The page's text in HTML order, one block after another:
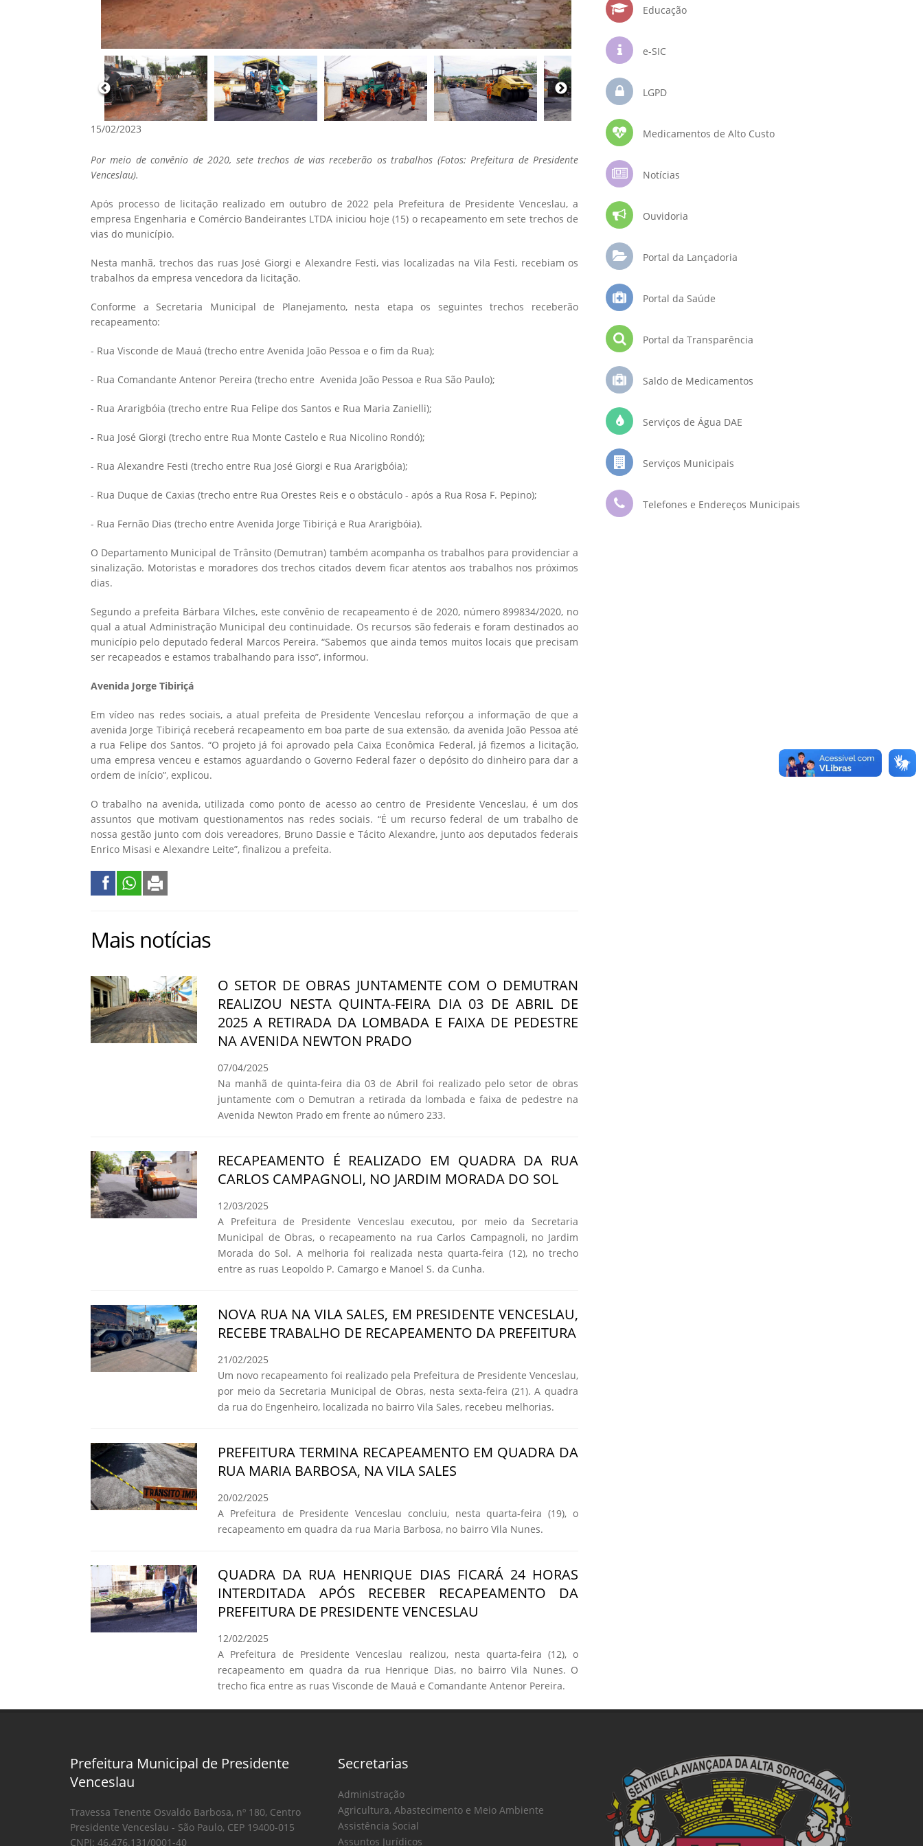
15/02/2023
Por meio de convênio de 2020, sete trechos de vias receberão os trabalhos (Fotos: Prefeitura de Presidente
Venceslau).
Após processo de licitação realizado em outubro de 2022 pela Prefeitura de Presidente Venceslau, a
empresa Engenharia e Comércio Bandeirantes LTDA iniciou hoje (15) o recapeamento em sete trechos de
vias do município.
Nesta manhã, trechos das ruas José Giorgi e Alexandre Festi, vias localizadas na Vila Festi, recebiam os
trabalhos da empresa vencedora da licitação.
Conforme a Secretaria Municipal de Planejamento, nesta etapa os seguintes trechos receberão
recapeamento:
- Rua Visconde de Mauá (trecho entre Avenida João Pessoa e o fim da Rua);
- Rua Comandante Antenor Pereira (trecho entre Avenida João Pessoa e Rua São Paulo);
- Rua Ararigbóia (trecho entre Rua Felipe dos Santos e Rua Maria Zanielli);
- Rua José Giorgi (trecho entre Rua Monte Castelo e Rua Nicolino Rondó);
- Rua Alexandre Festi (trecho entre Rua José Giorgi e Rua Ararigbóia);
- Rua Duque de Caxias (trecho entre Rua Orestes Reis e o obstáculo - após a Rua Rosa F. Pepino);
- Rua Fernão Dias (trecho entre Avenida Jorge Tibiriçá e Rua Ararigbóia).
O Departamento Municipal de Trânsito (Demutran) também acompanha os trabalhos para providenciar a
sinalização. Motoristas e moradores dos trechos citados devem ficar atentos aos trabalhos nos próximos
dias.
Segundo a prefeita Bárbara Vilches, este convênio de recapeamento é de 2020, número 899834/2020, no
qual a atual Administração Municipal deu continuidade. Os recursos são federais e foram destinados ao
município pelo deputado federal Marcos Pereira. “Sabemos que ainda temos muitos locais que precisam
ser recapeados e estamos trabalhando para isso”, informou.
Avenida Jorge Tibiriçá
Em vídeo nas redes sociais, a atual prefeita de Presidente Venceslau reforçou a informação de que a
avenida Jorge Tibiriçá receberá recapeamento em boa parte de sua extensão, da avenida João Pessoa até
a rua Felipe dos Santos. “O projeto já foi aprovado pela Caixa Econômica Federal, já fizemos a licitação,
uma empresa venceu e estamos aguardando o Governo Federal fazer o depósito do dinheiro para dar a
ordem de início”, explicou.
O trabalho na avenida, utilizada como ponto de acesso ao centro de Presidente Venceslau, é um dos
assuntos que motivam questionamentos nas redes sociais. “É um recurso federal de um trabalho de
nossa gestão junto com dois vereadores, Bruno Dassie e Tácito Alexandre, junto aos deputados federais
Enrico Misasi e Alexandre Leite”, finalizou a prefeita.
Mais notícias
O SETOR DE OBRAS JUNTAMENTE COM O DEMUTRAN
REALIZOU NESTA QUINTA-FEIRA DIA 03 DE ABRIL DE
2025 A RETIRADA DA LOMBADA E FAIXA DE PEDESTRE
NA AVENIDA NEWTON PRADO
07/04/2025
Na manhã de quinta-feira dia 03 de Abril foi realizado pelo setor de obras
juntamente com o Demutran a retirada da lombada e faixa de pedestre na
Avenida Newton Prado em frente ao número 233.
RECAPEAMENTO É REALIZADO EM QUADRA DA RUA
CARLOS CAMPAGNOLI, NO JARDIM MORADA DO SOL
12/03/2025
A Prefeitura de Presidente Venceslau executou, por meio da Secretaria
Municipal de Obras, o recapeamento na rua Carlos Campagnoli, no Jardim
Morada do Sol. A melhoria foi realizada nesta quarta-feira (12), no trecho
entre as ruas Leopoldo P. Camargo e Manoel S. da Cunha.
NOVA RUA NA VILA SALES, EM PRESIDENTE VENCESLAU,
RECEBE TRABALHO DE RECAPEAMENTO DA PREFEITURA
21/02/2025
Um novo recapeamento foi realizado pela Prefeitura de Presidente Venceslau,
por meio da Secretaria Municipal de Obras, nesta sexta-feira (21). A quadra
da rua do Engenheiro, localizada no bairro Vila Sales, recebeu melhorias.
PREFEITURA TERMINA RECAPEAMENTO EM QUADRA DA
RUA MARIA BARBOSA, NA VILA SALES
20/02/2025
A Prefeitura de Presidente Venceslau concluiu, nesta quarta-feira (19), o
recapeamento em quadra da rua Maria Barbosa, no bairro Vila Nunes.
QUADRA DA RUA HENRIQUE DIAS FICARÁ 24 HORAS
INTERDITADA APÓS RECEBER RECAPEAMENTO DA
PREFEITURA DE PRESIDENTE VENCESLAU
12/02/2025
A Prefeitura de Presidente Venceslau realizou, nesta quarta-feira (12), o
recapeamento em quadra da rua Henrique Dias, no bairro Vila Nunes. O
trecho fica entre as ruas Visconde de Mauá e Comandante Antenor Pereira.
Educação
e-SIC
LGPD
Medicamentos de Alto Custo
Notícias
Ouvidoria
Portal da Lançadoria
Portal da Saúde
Portal da Transparência
Saldo de Medicamentos
Serviços de Água DAE
Serviços Municipais
Telefones e Endereços Municipais
Prefeitura Municipal de Presidente
Venceslau
Travessa Tenente Osvaldo Barbosa, nº 180, Centro
Presidente Venceslau - São Paulo, CEP 19400-015
CNPJ: 46.476.131/0001-40
Secretarias
Administração
Agricultura, Abastecimento e Meio Ambiente
Assistência Social
Assuntos Jurídicos